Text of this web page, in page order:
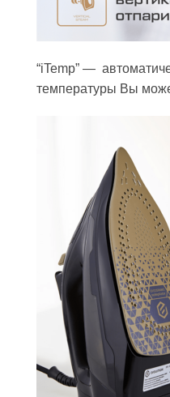
“iTemp” —
температуры Вы